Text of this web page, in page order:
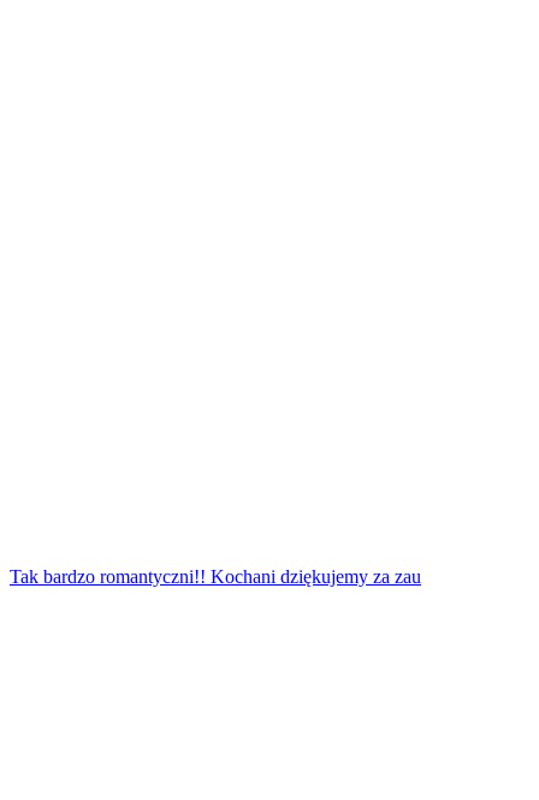
Tak bardzo romantyczni!! Kochani dziękujemy za zau